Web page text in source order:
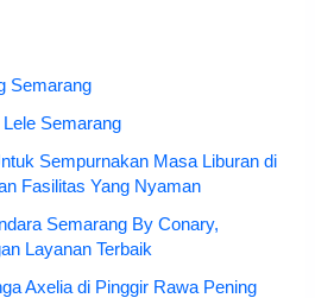
Semarang
Semarang
Sempurnakan Masa Liburan di
Fasilitas Yang Nyaman
Semarang By Conary,
Layanan Terbaik
Axelia di Pinggir Rawa Pening